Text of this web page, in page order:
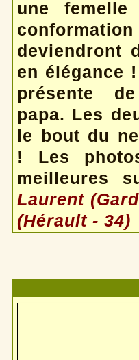
une
deviendront
en élégance
présente
papa. Les
le bout du
! Les
meilleures
Laurent
(Hérault - 34)